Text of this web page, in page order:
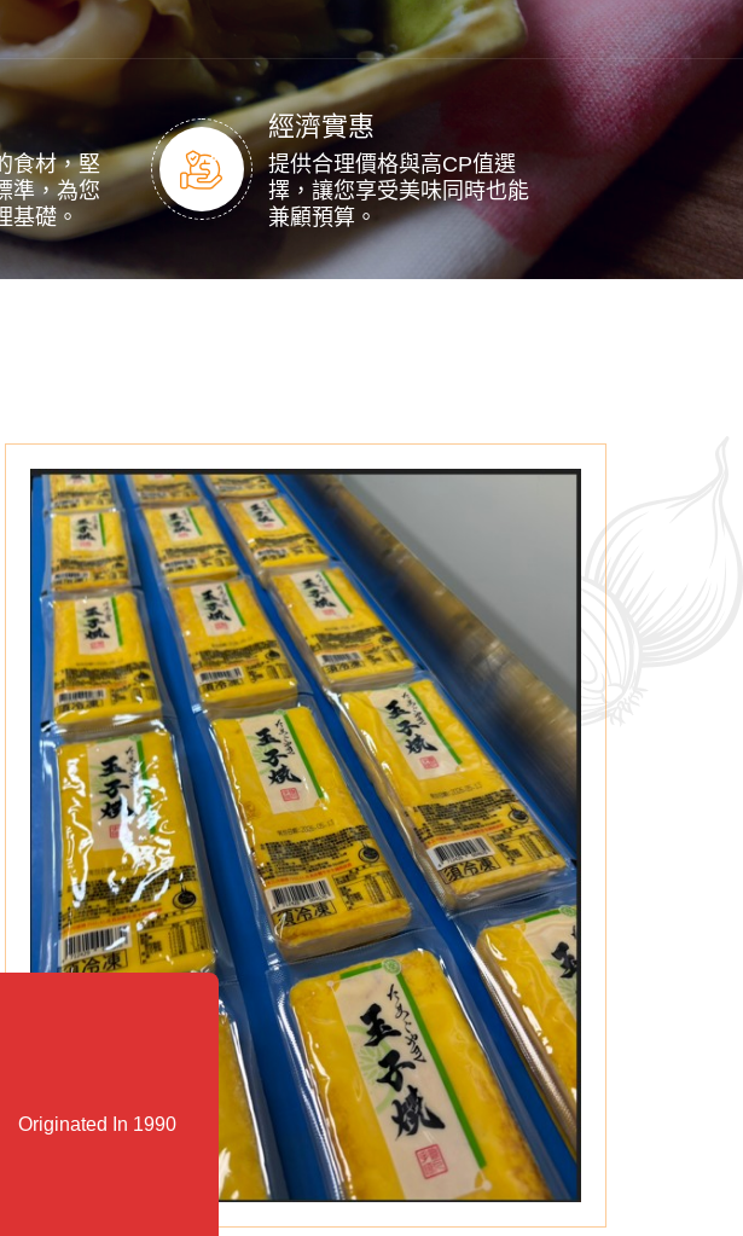
食材，堅
準，為您
基礎。
經濟實惠
提供合理價格與高CP值選
擇，讓您享受美味同時也能
兼顧預算。
Originated In 1990